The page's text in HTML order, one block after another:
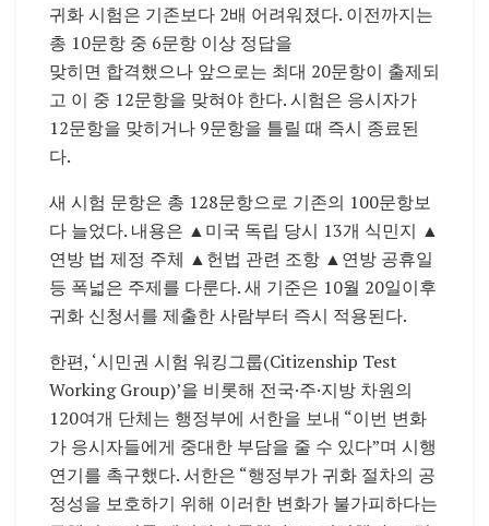
귀화 시험은 기존보다 2배 어려워졌다. 이전까지는
총 10문항 중 6문항 이상 정답을
맞히면 합격했으나 앞으로는 최대 20문항이 출제되
고 이 중 12문항을 맞혀야 한다. 시험은 응시자가
12문항을 맞히거나 9문항을 틀릴 때 즉시 종료된
다.
새 시험 문항은 총 128문항으로 기존의 100문항보
다 늘었다. 내용은 ▲미국 독립 당시 13개 식민지 ▲
연방 법 제정 주체 ▲헌법 관련 조항 ▲연방 공휴일
등 폭넓은 주제를 다룬다. 새 기준은 10월 20일이후
귀화 신청서를 제출한 사람부터 즉시 적용된다.
한편, ‘시민권 시험 워킹그룹(Citizenship Test
Working Group)’을 비롯해 전국·주·지방 차원의
120여개 단체는 행정부에 서한을 보내 “이번 변화
가 응시자들에게 중대한 부담을 줄 수 있다”며 시행
연기를 촉구했다. 서한은 “행정부가 귀화 절차의 공
정성을 보호하기 위해 이러한 변화가 불가피하다는